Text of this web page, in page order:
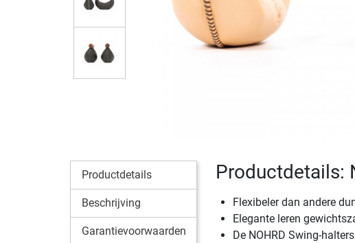
Productdetails
Beschrijving
Garantievoorwaarden
Productdetails:
Flexibeler dan andere
Elegante leren
De NOHRD Swing-